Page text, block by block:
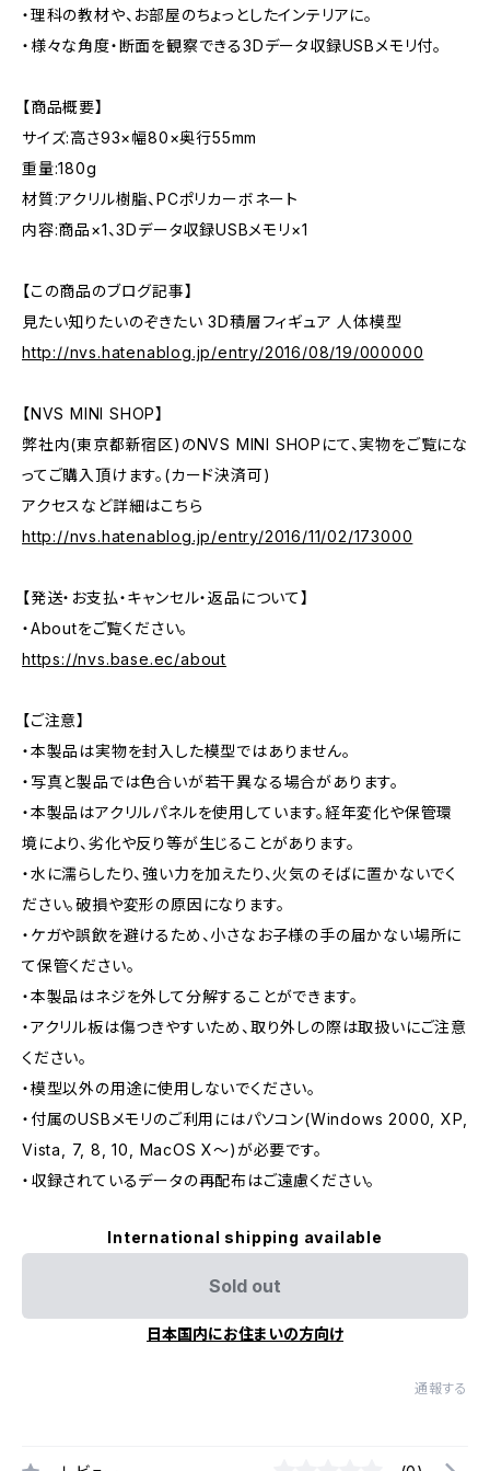
・理科の教材や、お部屋のちょっとしたインテリアに。
・様々な角度・断面を観察できる3Dデータ収録USBメモリ付。
【商品概要】
サイズ:高さ93×幅80×奥行55mm
重量:180g
材質:アクリル樹脂、PCポリカーボネート
内容:商品×1、3Dデータ収録USBメモリ×1
【この商品のブログ記事】
見たい知りたいのぞきたい 3D積層フィギュア 人体模型
http://nvs.hatenablog.jp/entry/2016/08/19/000000
【NVS MINI SHOP】
弊社内(東京都新宿区)のNVS MINI SHOPにて、実物をご覧にな
ってご購入頂けます。(カード決済可)
アクセスなど詳細はこちら
http://nvs.hatenablog.jp/entry/2016/11/02/173000
【発送・お支払・キャンセル・返品について】
・Aboutをご覧ください。
https://nvs.base.ec/about
【ご注意】
・本製品は実物を封入した模型ではありません。
・写真と製品では色合いが若干異なる場合があります。
・本製品はアクリルパネルを使用しています。経年変化や保管環
境により、劣化や反り等が生じることがあります。
・水に濡らしたり、強い力を加えたり、火気のそばに置かないでく
ださい。破損や変形の原因になります。
・ケガや誤飲を避けるため、小さなお子様の手の届かない場所に
て保管ください。
・本製品はネジを外して分解することができます。
・アクリル板は傷つきやすいため、取り外しの際は取扱いにご注意
ください。
・模型以外の用途に使用しないでください。
・付属のUSBメモリのご利用にはパソコン(Windows 2000, XP,
Vista, 7, 8, 10, MacOS X〜)が必要です。
・収録されているデータの再配布はご遠慮ください。
International shipping available
Sold out
日本国内にお住まいの方向け
通報する